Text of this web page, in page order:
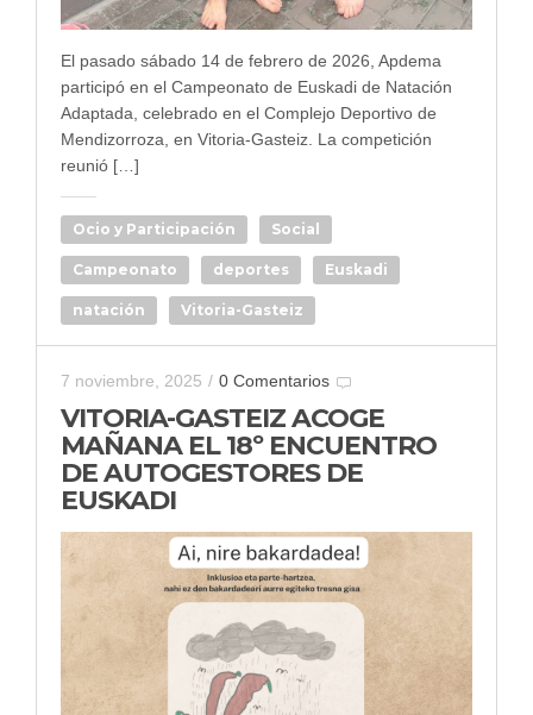
El pasado sábado 14 de febrero de 2026, Apdema
participó en el Campeonato de Euskadi de Natación
Adaptada, celebrado en el Complejo Deportivo de
Mendizorroza, en Vitoria-Gasteiz. La competición
reunió […]
Ocio y Participación Social
Campeonato deportes Euskadi
natación Vitoria-Gasteiz
7 noviembre, 2025 / 0 Comentarios
VITORIA-GASTEIZ ACOGE
MAÑANA EL 18º ENCUENTRO
DE AUTOGESTORES DE
EUSKADI